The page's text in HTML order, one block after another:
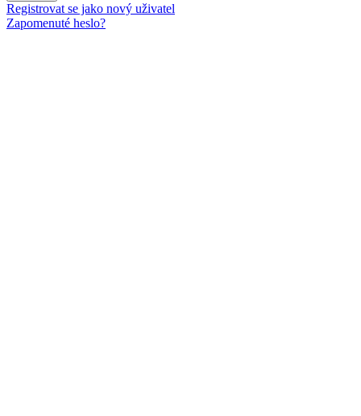
Registrovat se jako nový uživatel
Zapomenuté heslo?